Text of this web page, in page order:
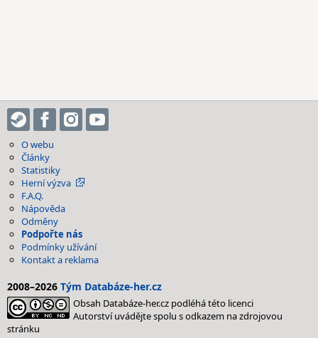
O webu
Články
Statistiky
Herní výzva
F.A.Q.
Nápověda
Odměny
Podpořte nás
Podmínky užívání
Kontakt a reklama
2008–2026 Tým Databáze-her.cz
Obsah Databáze-her.cz podléhá této licenci
Autorství uvádějte spolu s odkazem na zdrojovou
stránku